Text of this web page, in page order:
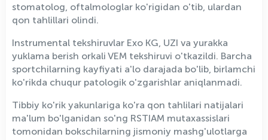
stоmatolog, oftalmologlar ko'rigidan o'tib, ulardan
qon tahlillari olindi.
Instrumental tekshiruvlar Exo KG, UZI va yurakka
yuklama berish orkali VEM tekshiruvi o'tkazildi. Barcha
sportchilarning kayfiyati a'lo darajada bo'lib, birlamchi
ko'rikda chuqur patologik o'zgarishlar aniqlanmadi.
Tibbiy ko'rik yakunlariga ko'ra qon tahlilari natijalari
ma'lum bo'lganidan so'ng RSTIAM mutaxassislari
tomonidan bokschilarning jismoniy mashg'ulotlarga